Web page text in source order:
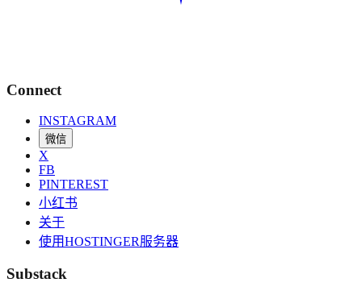
Connect
INSTAGRAM
微信
X
FB
PINTEREST
小红书
关于
使用HOSTINGER服务器
Substack